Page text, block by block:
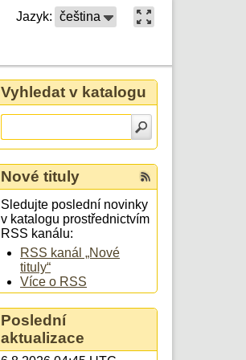
Jazyk: čeština
Vyhledat v katalogu
Nové tituly
Sledujte poslední novinky
v katalogu prostřednictvím
RSS kanálu:
RSS kanál „Nové
tituly“
Více o RSS
Poslední
aktualizace